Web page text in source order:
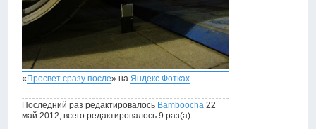
«Просвет сразу после» на Яндекс.Фотках
Последний раз редактировалось Bamboocha 22
май 2012, всего редактировалось 9 раз(а).